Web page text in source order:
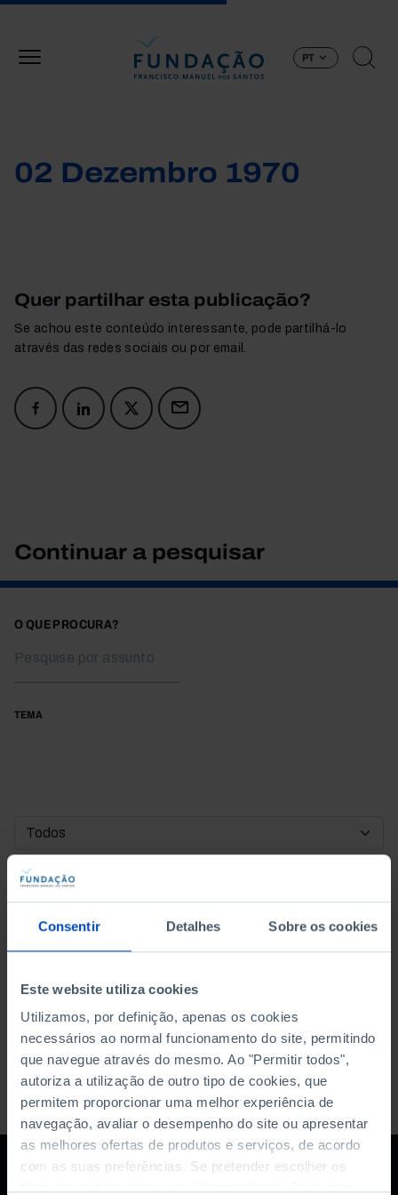
Consentir Detalhes Sobre os cookies
Este website utiliza cookies
Utilizamos, por definição, apenas os cookies
necessários ao normal funcionamento do site, permitindo
que navegue através do mesmo. Ao "Permitir todos",
autoriza a utilização de outro tipo de cookies, que
permitem proporcionar uma melhor experiência de
navegação, avaliar o desempenho do site ou apresentar
as melhores ofertas de produtos e serviços, de acordo
com as suas preferências. Se pretender escolher os
PT
02 Dezembro 1970
Quer partilhar esta publicação?
Se achou este conteúdo interessante, pode partilhá-lo
através das redes sociais ou por email.
Continuar a pesquisar
O QUE PROCURA?
TEMA
DATA DE INÍCIO
DATA DE FIM